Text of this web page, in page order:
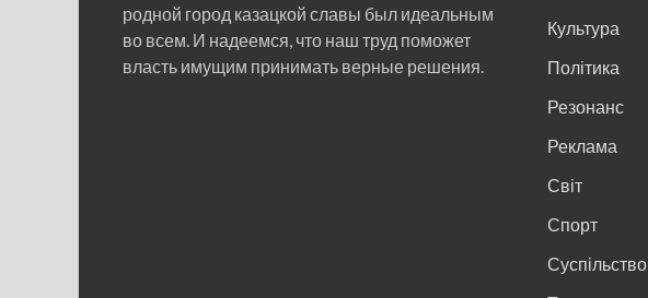
родной город казацкой славы был идеальным
во всем. И надеемся, что наш труд поможет
власть имущим принимать верные решения.
Культура
Політика
Резонанс
Реклама
Світ
Спорт
Суспільство